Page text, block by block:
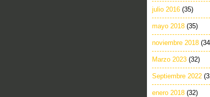
julio 2016 (35)
mayo 2018 (35)
noviembre 2018
Marzo 2023 (32)
Septiembre 2022
enero 2018 (32)